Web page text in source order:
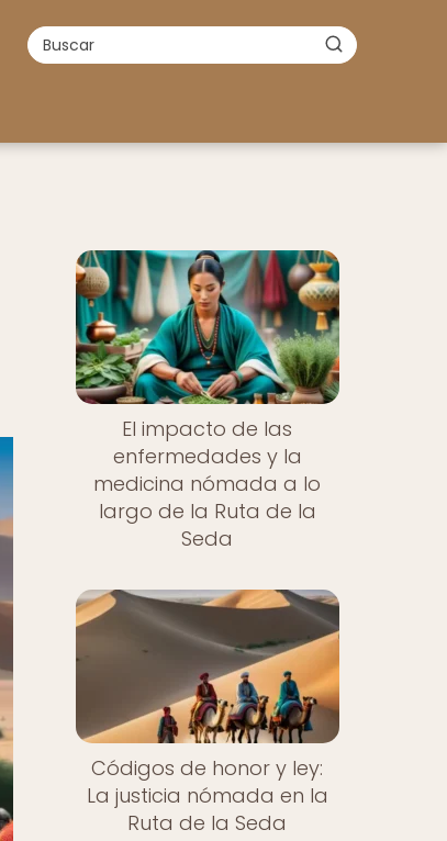
El impacto de las
enfermedades y la
medicina nómada a lo
largo de la Ruta de la
Seda
Códigos de honor y ley:
La justicia nómada en la
Ruta de la Seda